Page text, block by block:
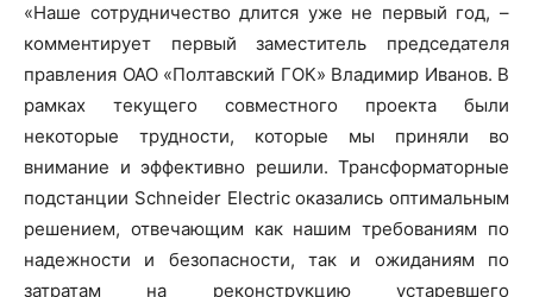
«Наше сотрудничество длится уже не первый год, –
комментирует первый заместитель председателя
правления ОАО «Полтавский ГОК» Владимир Иванов. В
рамках текущего совместного проекта были
некоторые трудности, которые мы приняли во
внимание и эффективно решили. Трансформаторные
подстанции Schneider Electric оказались оптимальным
решением, отвечающим как нашим требованиям по
надежности и безопасности, так и ожиданиям по
затратам на реконструкцию устаревшего